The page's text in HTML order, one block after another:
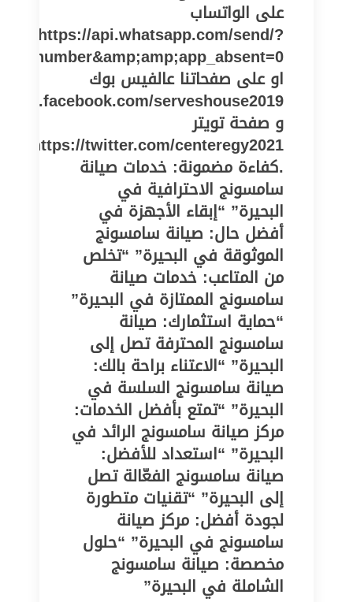
على الواتساب
https://api.whatsapp.com/send/?
او على صفحاتنا عالفيس بوك
serveshouse2019
و صفحة تويتر
https://twitter.com/centeregy2021
.كفاءة مضمونة: خدمات صيانة
سامسونج الاحترافية في
البحيرة” “إبقاء الأجهزة في
أفضل حال: صيانة سامسونج
الموثوقة في البحيرة” “تخلص
من المتاعب: خدمات صيانة
سامسونج الممتازة في البحيرة”
“حماية استثمارك: صيانة
سامسونج المحترفة تصل إلى
البحيرة” “الاعتناء براحة بالك:
صيانة سامسونج السلسة في
البحيرة” “تمتع بأفضل الخدمات:
مركز صيانة سامسونج الرائد في
البحيرة” “استعداد للأفضل:
صيانة سامسونج الفعّالة تصل
إلى البحيرة” “تقنيات متطورة
لجودة أفضل: مركز صيانة
سامسونج في البحيرة” “حلول
مخصصة: صيانة سامسونج
الشاملة في البحيرة”